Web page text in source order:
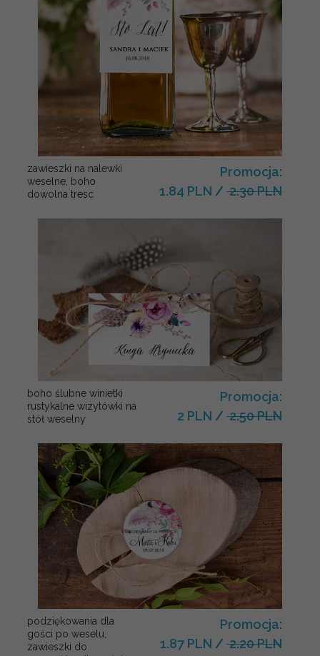
zawieszki na nalewki
weselne, boho
dowolna tresc
Promocja:
1.84 PLN / 2.30 PLN
boho ślubne winietki
rustykalne wizytówki na
stół weselny
Promocja:
2 PLN / 2.50 PLN
podziękowania dla
gości po weselu,
zawieszki do
Promocja:
1.87 PLN / 2.20 PLN